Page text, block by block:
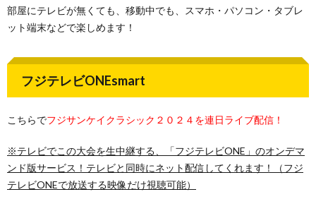
部屋にテレビが無くても、移動中でも、スマホ・パソコン・タブレ
ット端末などで楽しめます！
フジテレビONEsmart
こちらでフジサンケイクラシック２０２４を連日ライブ配信！
※テレビでこの大会を生中継する、「フジテレビONE」のオンデマ
ンド版サービス！テレビと同時にネット配信してくれます！（フジ
テレビONEで放送する映像だけ視聴可能）